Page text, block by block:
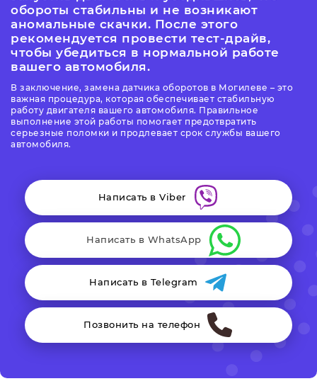
обороты стабильны и не возникают
аномальные скачки. После этого
рекомендуется провести тест-драйв,
чтобы убедиться в нормальной работе
вашего автомобиля.
В заключение, замена датчика оборотов в Могилеве – это
важная процедура, которая обеспечивает стабильную
работу двигателя вашего автомобиля. Правильное
выполнение этой работы помогает предотвратить
серьезные поломки и продлевает срок службы вашего
автомобиля.
Написать в Viber
Написать в WhatsApp
Написать в Telegram
Позвонить на телефон